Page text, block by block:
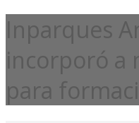
Inparques
incorporó a
para